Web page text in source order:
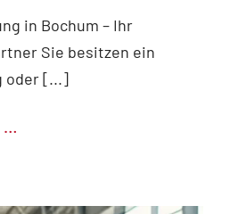
in Bochum – Ihr
Sie besitzen ein
oder [...]
…